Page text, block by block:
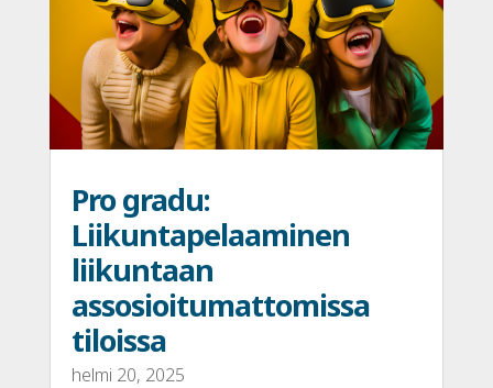
Pro gradu:
Liikuntapelaaminen
liikuntaan
assosioitumattomissa
tiloissa
helmi 20, 2025